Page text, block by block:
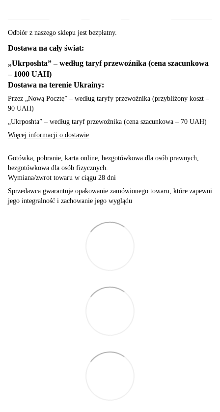
Odbiór z naszego sklepu jest bezpłatny.
Dostawa na cały świat:
„Ukrposhta” – według taryf przewoźnika (cena szacunkowa
– 1000 UAH)
Dostawa na terenie Ukrainy:
Przez „Nową Pocztę” – według taryfy przewoźnika (przybliżony koszt –
90 UAH)
„Ukrposhta” – według taryf przewoźnika (cena szacunkowa – 70 UAH)
Więcej informacji o dostawie
Gotówka, pobranie, karta online, bezgotówkowa dla osób prawnych,
bezgotówkowa dla osób fizycznych.
Wymiana/zwrot towaru w ciągu 28 dni
Sprzedawca gwarantuje opakowanie zamówionego towaru, które zapewni
jego integralność i zachowanie jego wyglądu